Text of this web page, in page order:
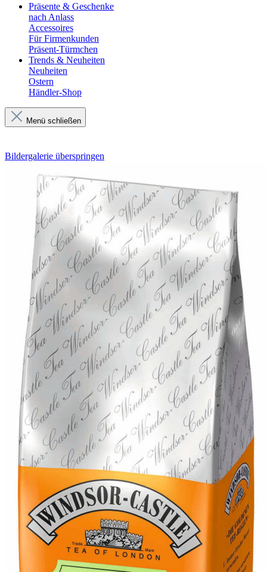
Präsente & Geschenke
nach Anlass
Accessoires
Für Firmenkunden
Präsent-Türmchen
Trends & Neuheiten
Neuheiten
Ostern
Händler-Shop
Menü schließen
Bildergalerie überspringen